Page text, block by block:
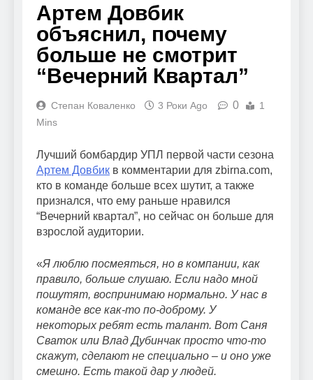
Артем Довбик
объяснил, почему
больше не смотрит
“Вечерний Квартал”
Степан Коваленко 3 Роки Ago 0
1
Mins
Лучший бомбардир УПЛ первой части сезона
Артем Довбик в комментарии для zbirna.com,
кто в команде больше всех шутит, а также
признался, что ему раньше нравился
“Вечерний квартал”, но сейчас он больше для
взрослой аудитории.
«Я люблю посмеяться, но в компании, как
правило, больше слушаю. Если надо мной
пошутят, воспринимаю нормально. У нас в
команде все как-то по-доброму. У
некоторых ребят есть талант. Вот Саня
Сваток или Влад Дубинчак просто что-то
скажут, сделают не специально – и оно уже
смешно. Есть такой дар у людей.